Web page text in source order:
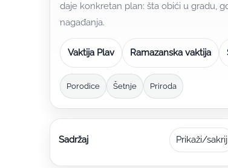
daje konkretan plan: šta obići u gradu,
nagađanja.
Vaktija Plav Ramazanska vaktija
Porodice Šetnje Priroda
Sadržaj Prikaži/sakrij